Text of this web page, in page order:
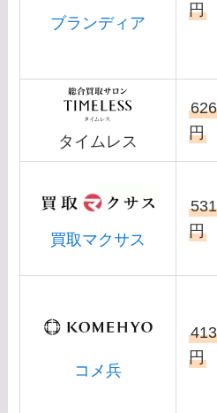
ブランディア
円
タイムレス
円
買取マクサス
円
コメ兵
円